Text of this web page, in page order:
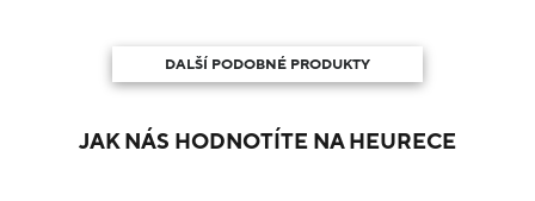
DALŠÍ PODOBNÉ PRODUKTY
JAK NÁS HODNOTÍTE NA HEURECE